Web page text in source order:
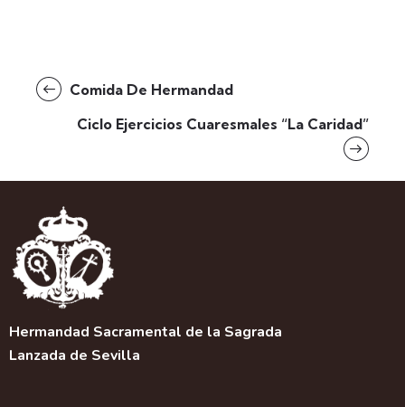
Comida De Hermandad
Ciclo Ejercicios Cuaresmales “La Caridad”
Hermandad Sacramental de la Sagrada
Lanzada de Sevilla